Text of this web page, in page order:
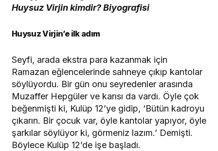
Huysuz Virjin’e ilk adım
Seyfi, arada ekstra para kazanmak için
Ramazan eğlencelerinde sahneye çıkıp kantolar
söylüyordu. Bir gün onu seyredenler arasında
Muzaffer Hepgüler ve karısı da vardı. Öyle çok
beğenmişti ki, Kulüp 12’ye gidip, ‘Bütün kadroyu
çıkarın. Bir çocuk var, öyle kantolar yapıyor, öyle
şarkılar söylüyor ki, görmeniz lazım.’ Demişti.
Böylece Kulüp 12’de işe başladı.